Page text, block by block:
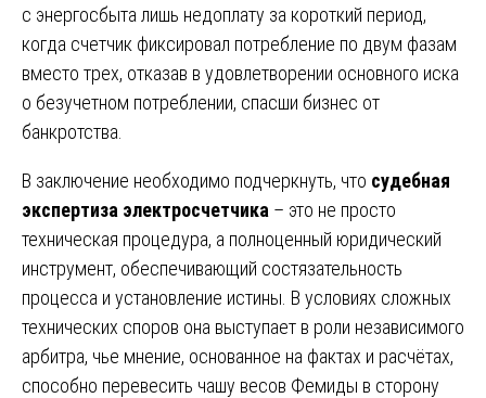
с энергосбыта лишь недоплату за короткий период,
когда счетчик фиксировал потребление по двум фазам
вместо трех, отказав в удовлетворении основного иска
о безучетном потреблении, спасши бизнес от
банкротства.
В заключение необходимо подчеркнуть, что судебная
экспертиза электросчетчика – это не просто
техническая процедура, а полноценный юридический
инструмент, обеспечивающий состязательность
процесса и установление истины. В условиях сложных
технических споров она выступает в роли независимого
арбитра, чье мнение, основанное на фактах и расчётах,
способно перевесить чашу весов Фемиды в сторону